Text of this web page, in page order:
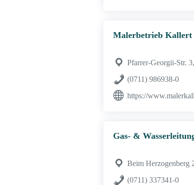
Malerbetrieb Kallert
Pfarrer-Georgii-Str.
(0711) 986938-0
https://
Gas- &
Beim Herzogenberg
(0711) 337341-0